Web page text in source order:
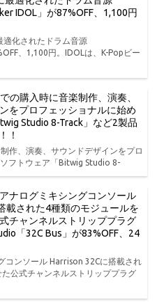
IDOL」が87%OFF、1,100円
適化されたドラム音源
、1,100円。IDOLは、K-Popビー
の購入時に音楽制作、演奏、
をプロフェッショナルに始め
Studio 8-Track」など2製品
！
作、演奏、サウンドデザインをプロ
フトウェア「Bitwig Studio 8-
ナログミキシングコンソール
載された4種類のモジュールを
チャンネルストリッププラグ
「32C Bus」が83%OFF、24
コンソール Harrison 32Cに搭載され
公式チャンネルストリッププラグ